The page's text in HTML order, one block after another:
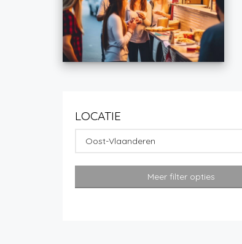
LOCATIE
Oost-Vlaanderen
Meer filter opties